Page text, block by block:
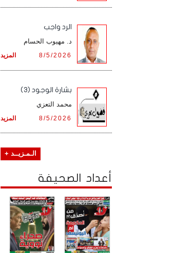
الرد واجب
د. مهيوب الحسام
المزيد 8/5/2026
بشارة الوجود (3)
محمد التعزي
المزيد 8/5/2026
الـمـزيــد +
أعداد الصحيفة